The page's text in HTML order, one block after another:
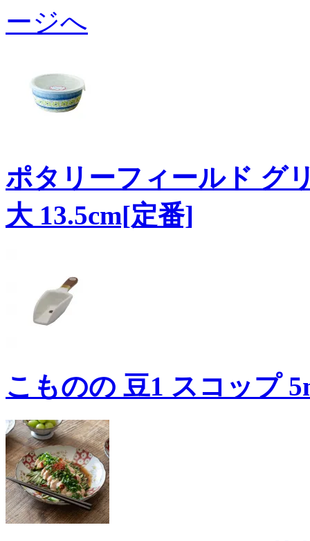
ージへ
ポタリーフィールド グ
大 13.5cm[定番]
こものの 豆1 スコップ